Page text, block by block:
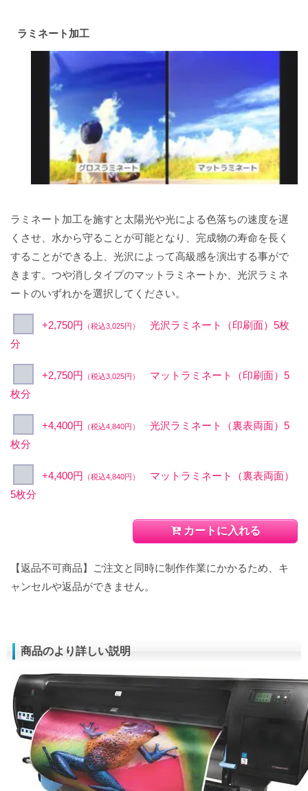
ラミネート加工
ラミネート加工を施すと太陽光や光による色落ちの速度を遅
くさせ、水から守ることが可能となり、完成物の寿命を長く
することができる上、光沢によって高級感を演出する事がで
きます。つや消しタイプのマットラミネートか、光沢ラミネ
ートのいずれかを選択してください。
+2,750円 （税込3,025円）
光沢ラミネート（印刷面）5枚
分
+2,750円 （税込3,025円）
マットラミネート（印刷面）5
枚分
+4,400円 （税込4,840円）
光沢ラミネート（裏表両面）5
枚分
+4,400円 （税込4,840円）
マットラミネート（裏表両面）
5枚分
カートに入れる
【返品不可商品】ご注文と同時に制作作業にかかるため、キ
ャンセルや返品ができません。
商品のより詳しい説明